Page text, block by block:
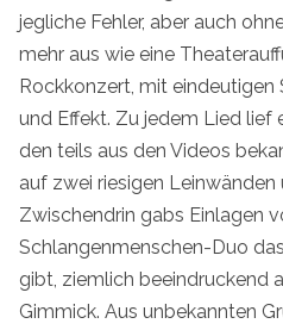
jegliche Fehler, aber auch
mehr aus wie eine
Rockkonzert, mit
und Effekt. Zu jedem Lied lief
den teils aus den Videos
auf zwei riesigen Leinwänden
Zwischendrin gabs Einlagen
Schlangenmenschen-Duo
gibt, ziemlich beeindruckend
Gimmick. Aus unbekannten